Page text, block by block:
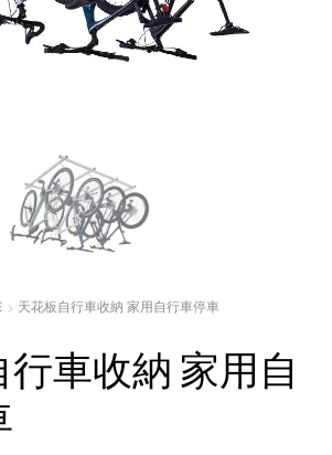
天花板自行車收納 家用自行車停車
車收納 家用自